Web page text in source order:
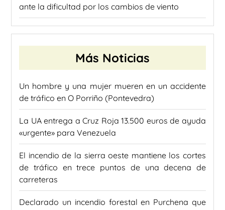
ante la dificultad por los cambios de viento
Más Noticias
Un hombre y una mujer mueren en un accidente
de tráfico en O Porriño (Pontevedra)
La UA entrega a Cruz Roja 13.500 euros de ayuda
«urgente» para Venezuela
El incendio de la sierra oeste mantiene los cortes
de tráfico en trece puntos de una decena de
carreteras
Declarado un incendio forestal en Purchena que